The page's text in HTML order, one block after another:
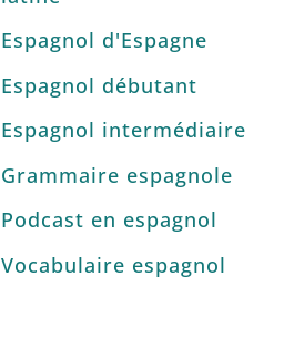
Espagnol d'Espagne
Espagnol débutant
Espagnol intermédiaire
Grammaire espagnole
Podcast en espagnol
Vocabulaire espagnol